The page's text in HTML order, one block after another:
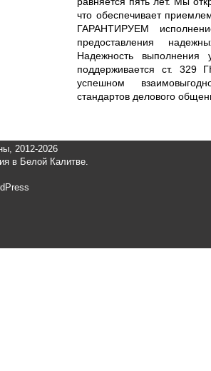
что обеспечивает
ГАРАНТИРУЕМ
предоставления
Надежность выполнения
поддерживается ст. 329
успешном
стандартов делового
2012-2026
в Белой Калитве.